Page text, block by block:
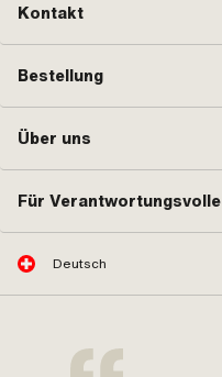
Kontakt
Bestellung
Über uns
Für Verantwortungsvolle
Deutsch